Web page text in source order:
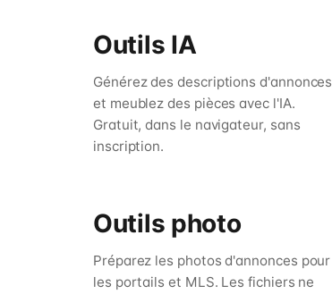
Outils IA
Générez des descriptions d'annonces
et meublez des pièces avec l'IA.
Gratuit, dans le navigateur, sans
inscription.
Outils photo
Préparez les photos d'annonces pour
les portails et MLS. Les fichiers ne